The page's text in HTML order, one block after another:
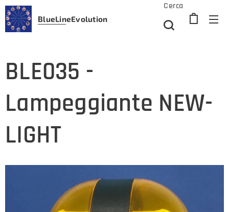
BlueLineEvolution
Cerca
BLE035 -
Lampeggiante NEW-
LIGHT